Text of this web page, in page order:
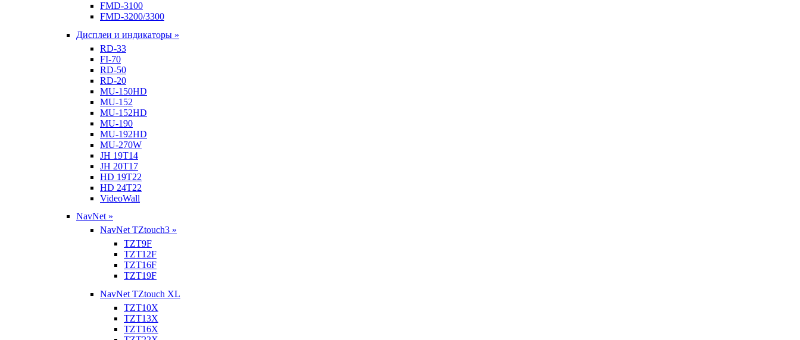
FMD-3100
FMD-3200/3300
Дисплеи и индикаторы »
RD-33
FI-70
RD-50
RD-20
MU-150HD
MU-152
MU-152HD
MU-190
MU-192HD
MU-270W
JH 19T14
JH 20T17
HD 19T22
HD 24T22
VideoWall
NavNet »
NavNet TZtouch3 »
TZT9F
TZT12F
TZT16F
TZT19F
NavNet TZtouch XL
TZT10X
TZT13X
TZT16X